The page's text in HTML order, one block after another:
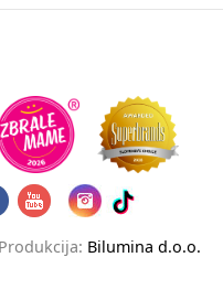
Produkcija: Bilumina d.o.o.